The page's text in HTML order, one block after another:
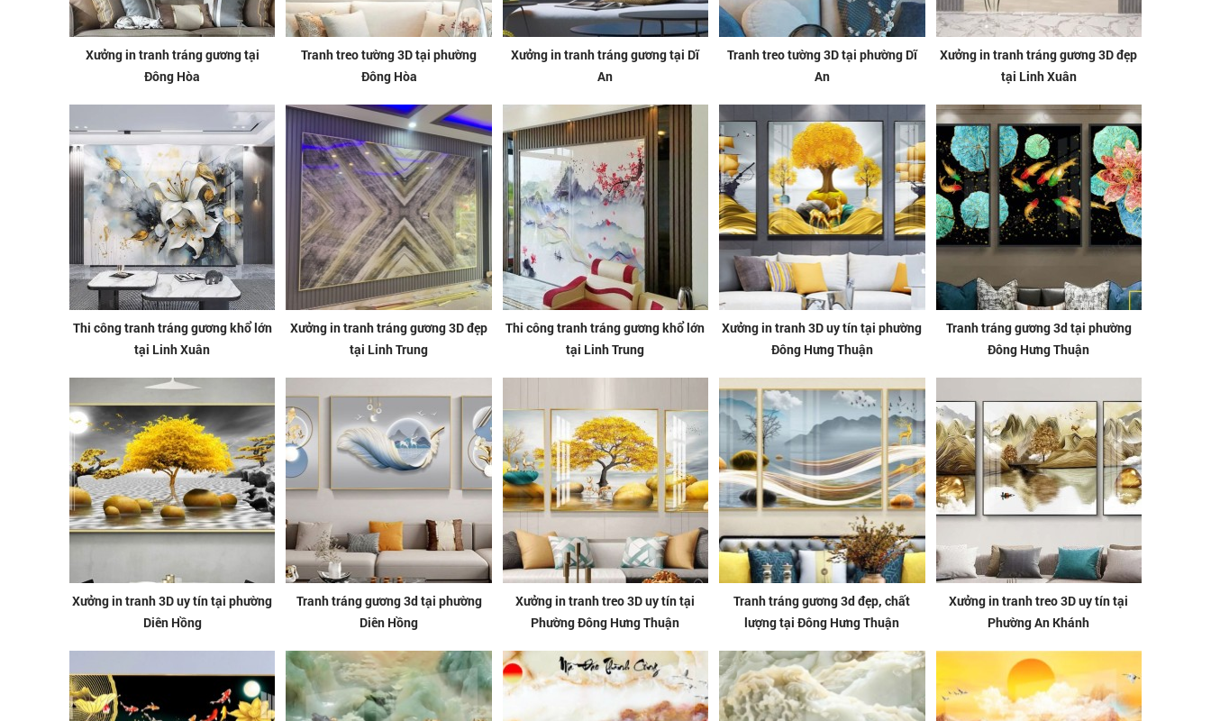
Xưởng in tranh tráng gương tại
Đông Hòa
Tranh treo tường 3D tại phường
Đông Hòa
Xưởng in tranh tráng gương tại Dĩ
An
Tranh treo tường 3D tại phường Dĩ
An
Xưởng in tranh tráng gương 3D đẹp
tại Linh Xuân
Thi công tranh tráng gương khổ lớn
tại Linh Xuân
Xưởng in tranh tráng gương 3D đẹp
tại Linh Trung
Thi công tranh tráng gương khổ lớn
tại Linh Trung
Xưởng in tranh 3D uy tín tại phường
Đông Hưng Thuận
Tranh tráng gương 3d tại phường
Đông Hưng Thuận
Xưởng in tranh 3D uy tín tại phường
Diên Hồng
Tranh tráng gương 3d tại phường
Diên Hồng
Xưởng in tranh treo 3D uy tín tại
Phường Đông Hưng Thuận
Tranh tráng gương 3d đẹp, chất
lượng tại Đông Hưng Thuận
Xưởng in tranh treo 3D uy tín tại
Phường An Khánh